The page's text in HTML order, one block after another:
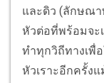
และดิว (ลักษณา
หัวต่อที่พร้อมจะ
ทำทุกวิถีทางเพื่
หัวเราะอีกครั้ง